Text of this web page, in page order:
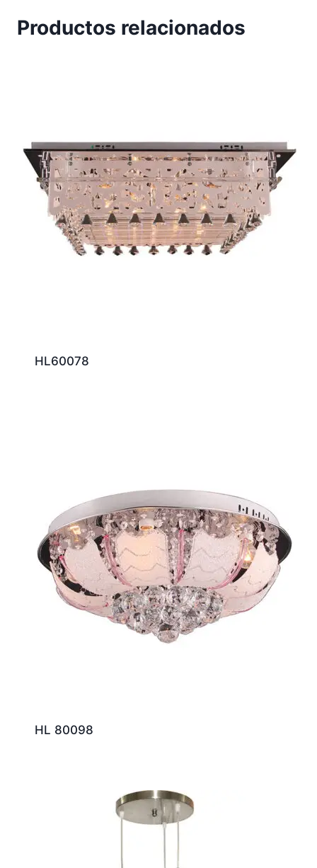
Productos relacionados
HL60078
HL 80098